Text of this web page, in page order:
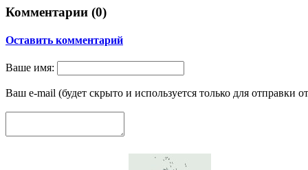
Комментарии (0)
Оставить комментарий
Ваше имя:
Ваш e-mail (будет скрыто и используется только для отправки